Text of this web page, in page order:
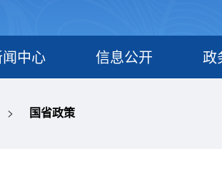
中心 信息公开 政
> 国省政策